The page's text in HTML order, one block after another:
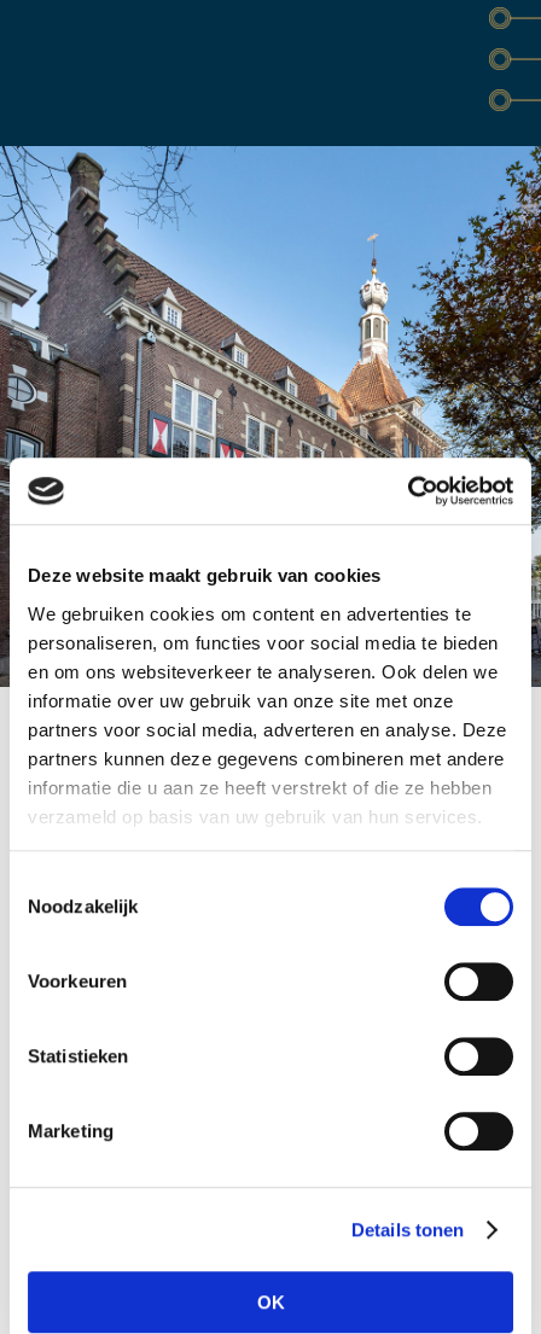
Deze website maakt gebruik van cookies
We gebruiken cookies om content en advertenties te
personaliseren, om functies voor social media te bieden
en om ons websiteverkeer te analyseren. Ook delen we
informatie over uw gebruik van onze site met onze
partners voor social media, adverteren en analyse. Deze
partners kunnen deze gegevens combineren met andere
informatie die u aan ze heeft verstrekt of die ze hebben
verzameld op basis van uw gebruik van hun services.
Noodzakelijk
Voorkeuren
Statistieken
Marketing
Details tonen
OK
BEKIJK ANDERE PROJECTEN